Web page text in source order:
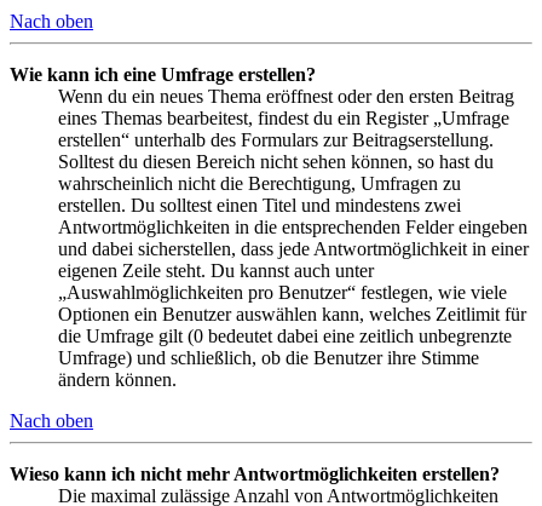
Nach oben
Wie kann ich eine Umfrage erstellen?
Wenn du ein neues Thema eröffnest oder den ersten Beitrag
eines Themas bearbeitest, findest du ein Register „Umfrage
erstellen“ unterhalb des Formulars zur Beitragserstellung.
Solltest du diesen Bereich nicht sehen können, so hast du
wahrscheinlich nicht die Berechtigung, Umfragen zu
erstellen. Du solltest einen Titel und mindestens zwei
Antwortmöglichkeiten in die entsprechenden Felder eingeben
und dabei sicherstellen, dass jede Antwortmöglichkeit in einer
eigenen Zeile steht. Du kannst auch unter
„Auswahlmöglichkeiten pro Benutzer“ festlegen, wie viele
Optionen ein Benutzer auswählen kann, welches Zeitlimit für
die Umfrage gilt (0 bedeutet dabei eine zeitlich unbegrenzte
Umfrage) und schließlich, ob die Benutzer ihre Stimme
ändern können.
Nach oben
Wieso kann ich nicht mehr Antwortmöglichkeiten erstellen?
Die maximal zulässige Anzahl von Antwortmöglichkeiten